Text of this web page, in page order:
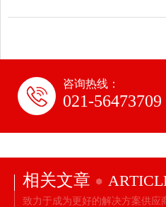
咨询热线：
021-56473709
相关文章
致力于成为更好的解决方案供应